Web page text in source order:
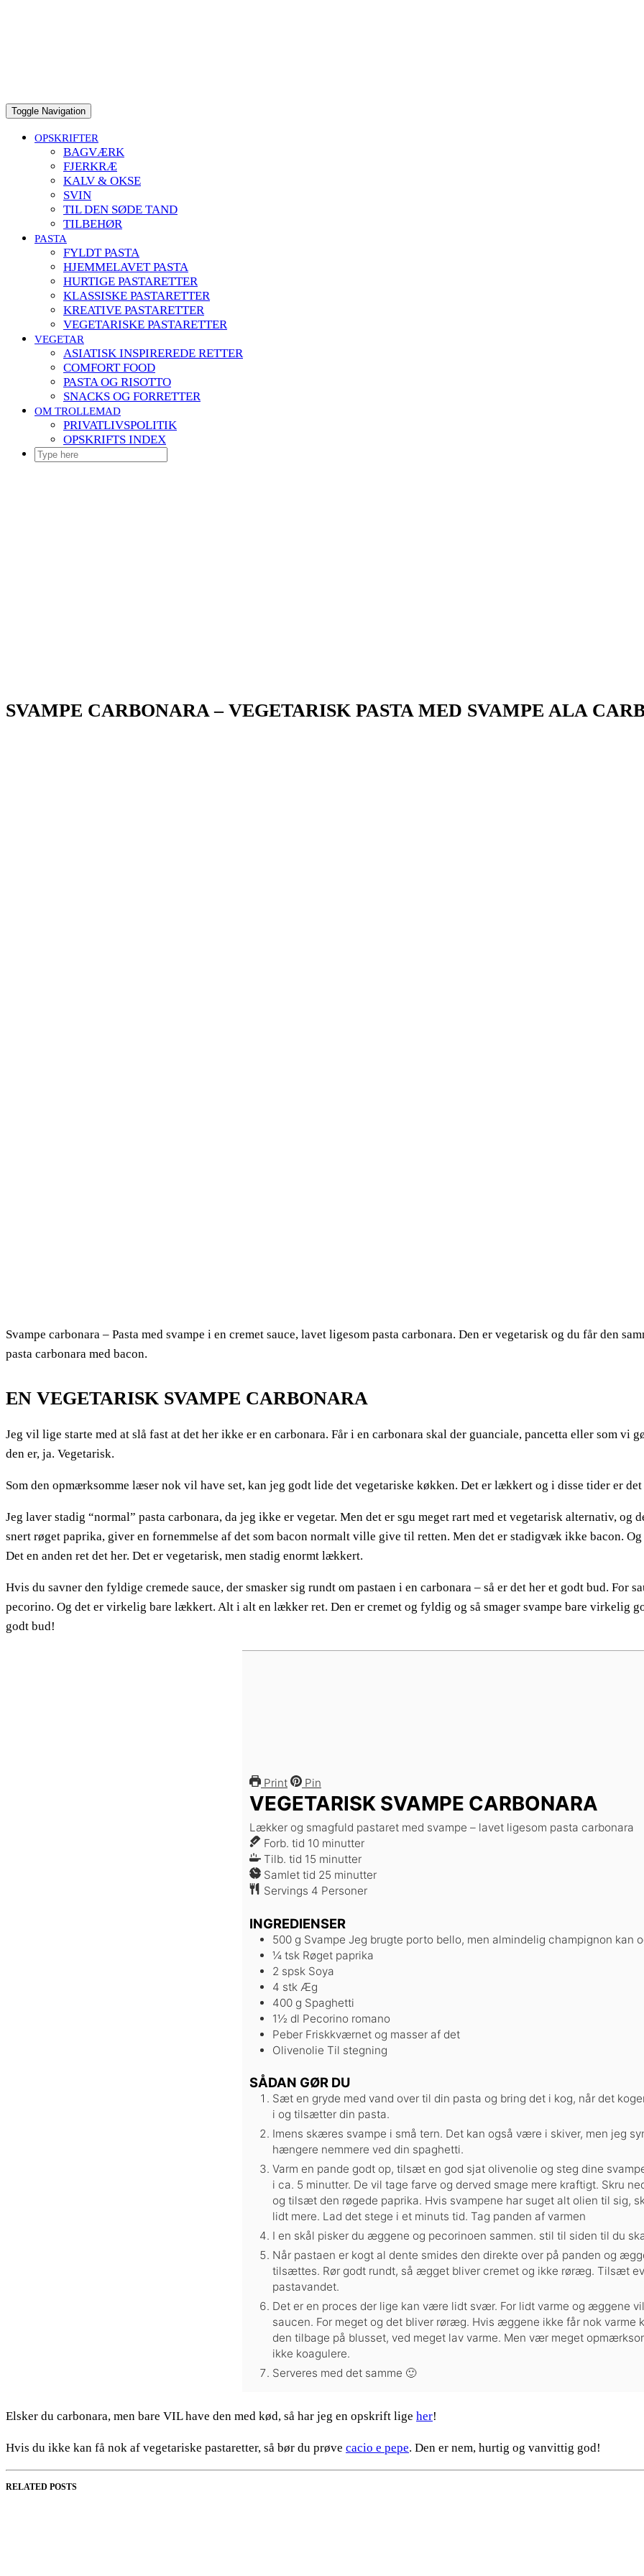
Toggle Navigation
OPSKRIFTER
BAGVÆRK
FJERKRÆ
KALV & OKSE
SVIN
TIL DEN SØDE TAND
TILBEHØR
PASTA
FYLDT PASTA
HJEMMELAVET PASTA
HURTIGE PASTARETTER
KLASSISKE PASTARETTER
KREATIVE PASTARETTER
VEGETARISKE PASTARETTER
VEGETAR
ASIATISK INSPIREREDE RETTER
COMFORT FOOD
PASTA OG RISOTTO
SNACKS OG FORRETTER
OM TROLLEMAD
PRIVATLIVSPOLITIK
OPSKRIFTS INDEX
SVAMPE CARBONARA – VEGETARISK PASTA MED SVAMPE ALA
Svampe carbonara – Pasta med svampe i en cremet sauce, lavet ligesom pasta carbonara. Den er vegetarisk og du får den
pasta carbonara med bacon.
EN VEGETARISK SVAMPE CARBONARA
Jeg vil lige starte med at slå fast at det her ikke er en carbonara. Får i en carbonara skal der guanciale, pancetta eller som vi
den er, ja. Vegetarisk.
Som den opmærksomme læser nok vil have set, kan jeg godt lide det vegetariske køkken. Det er lækkert og i disse tider er
Jeg laver stadig “normal” pasta carbonara, da jeg ikke er vegetar. Men det er sgu meget rart med et vegetarisk alternativ, og
snert røget paprika, giver en fornemmelse af det som bacon normalt ville give til retten. Men det er stadigvæk ikke bacon.
Det en anden ret det her. Det er vegetarisk, men stadig enormt lækkert.
Hvis du savner den fyldige cremede sauce, der smasker sig rundt om pastaen i en carbonara – så er det her et godt bud. For
pecorino. Og det er virkelig bare lækkert. Alt i alt en lækker ret. Den er cremet og fyldig og så smager svampe bare virkelig
godt bud!
Print Pin
VEGETARISK SVAMPE CARBONARA
Lækker og smagfuld pastaret med svampe – lavet ligesom pasta carbonara
Forb. tid 10minutter
minutter
Tilb. tid 15 minutter
minutter
Samlet tid 25 minutter
minutter
Servings 4 Personer
INGREDIENSER
500 g Svampe Jeg brugte porto bello, men almindelig champignon kan
¼ tsk Røget paprika
2 spsk Soya
4 stk Æg
400 g Spaghetti
1½ dl Pecorino romano
Peber Friskkværnet og masser af det
Olivenolie Til stegning
SÅDAN GØR DU
Sæt en gryde med vand over til din pasta og bring det i kog, når det
i og tilsætter din pasta.
Imens skæres svampe i små tern. Det kan også være i skiver, men jeg
hængere nemmere ved din spaghetti.
Varm en pande godt op, tilsæt en god sjat olivenolie og steg dine
i ca. 5 minutter. De vil tage farve og derved smage mere kraftigt. Skru
og tilsæt den røgede paprika. Hvis svampene har suget alt olien til sig,
lidt mere. Lad det stege i et minuts tid. Tag panden af varmen
I en skål pisker du æggene og pecorinoen sammen. stil til siden til du
Når pastaen er kogt al dente smides den direkte over på panden og
tilsættes. Rør godt rundt, så ægget bliver cremet og ikke røræg. Tilsæt
pastavandet.
Det er en proces der lige kan være lidt svær. For lidt varme og æggene
saucen. For meget og det bliver røræg. Hvis æggene ikke får nok varme
den tilbage på blusset, ved meget lav varme. Men vær meget
ikke koagulere.
Serveres med det samme 🙂
Elsker du carbonara, men bare VIL have den med kød, så har jeg en opskrift lige her!
Hvis du ikke kan få nok af vegetariske pastaretter, så bør du prøve cacio e pepe. Den er nem, hurtig og vanvittig god!
RELATED POSTS